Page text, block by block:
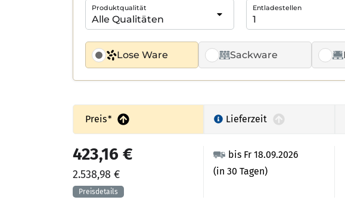
Lose Ware Sackware
Produktqualität Entladestellen
Preis* Lieferzeit
bis Fr 18.09.2026
(in 30 Tagen)
423,16 €
2.538,98 €